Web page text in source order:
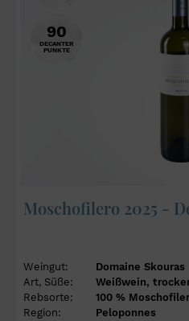
90
DECANTER
PUNKTE
Moschofilero 2025 -
Weingut:
Domaine Skouras
Art, Süße:
Weißwein,
Rebsorte:
100 %
Region:
Peloponnes